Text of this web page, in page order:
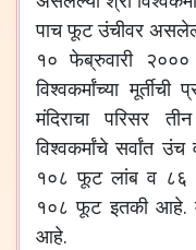
पाच फूट उंचीवर
१० फेब्रुवारी २०००
विश्वकर्मांच्या मूर्तीची
मंदिराचा
परिसर तीन
विश्वकर्मांचे सर्वांत उंच
१०८ फूट लांब व ८६
१०८ फूट इतकी आहे.
आहे.